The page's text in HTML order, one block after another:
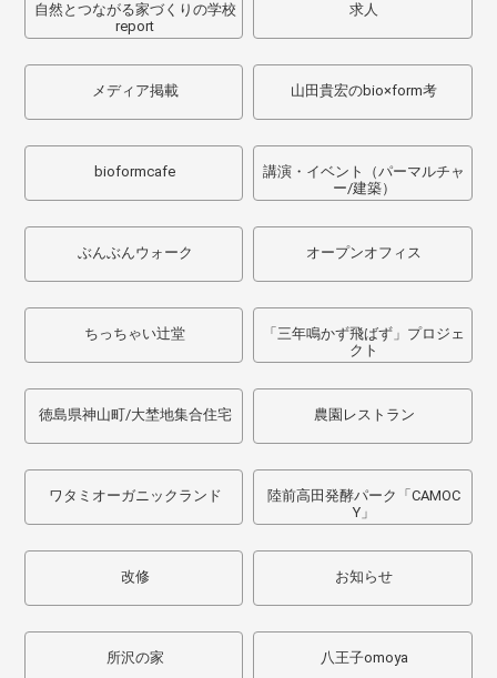
自然とつながる家づくりの学校
report
求人
メディア掲載 山田貴宏のbio×form考
bioformcafe
講演・イベント（パーマルチャ
ー/建築）
ぶんぶんウォーク オープンオフィス
ちっちゃい辻堂
「三年鳴かず飛ばず」プロジェ
クト
徳島県神山町/大埜地集合住宅 農園レストラン
ワタミオーガニックランド
陸前高田発酵パーク「CAMOC
Y」
改修 お知らせ
所沢の家 八王子omoya